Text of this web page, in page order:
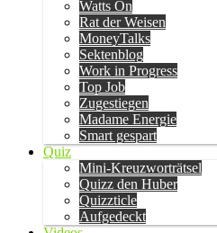
Watts On
Rat der Weisen
MoneyTalks
Sektenblog
Work in Progress
Top Job
Zugestiegen
Madame Energie
Smart gespart
Quiz
Mini-Kreuzworträtsel
Quizz den Huber
Quizzticle
Aufgedeckt